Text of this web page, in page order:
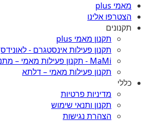
מאמי plus
הצטרפו אלינו
תקנונים
תקנון מאמי plus
תקנון פעילות אינסטגרם - לאונידס
MaMi - תקנון פעילות מאמי – מתנה לגננת
תקנון פעילות מאמי – דלתא
כללי
מדיניות פרטיות
תקנון ותנאי שימוש
הצהרת נגישות